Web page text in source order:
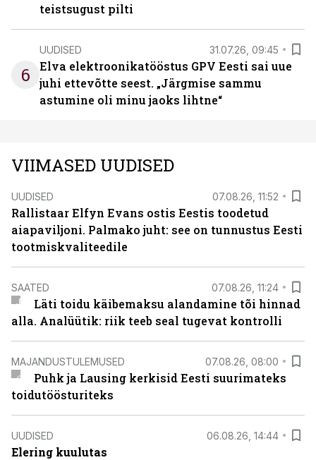
teistsugust pilti
6
UUDISED 31.07.26, 09:45
Elva elektroonikatööstus GPV Eesti sai uue
juhi ettevõtte seest. „Järgmise sammu
astumine oli minu jaoks lihtne“
VIIMASED UUDISED
UUDISED 07.08.26, 11:52
Rallistaar Elfyn Evans ostis Eestis toodetud
aiapaviljoni. Palmako juht: see on tunnustus Eesti
tootmiskvaliteedile
SAATED 07.08.26, 11:24
Läti toidu käibemaksu alandamine tõi hinnad
alla. Analüütik: riik teeb seal tugevat kontrolli
MAJANDUSTULEMUSED 07.08.26, 08:00
Puhk ja Lausing kerkisid Eesti suurimateks
toidutöösturiteks
UUDISED 06.08.26, 14:44
Elering kuulutas